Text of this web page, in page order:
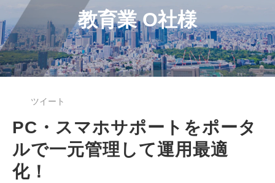
セミナー
コラム
よくあるご質問
教育業 O社様
ツイート
PC・スマホサポートをポータ
ルで一元管理して運用最適
化！